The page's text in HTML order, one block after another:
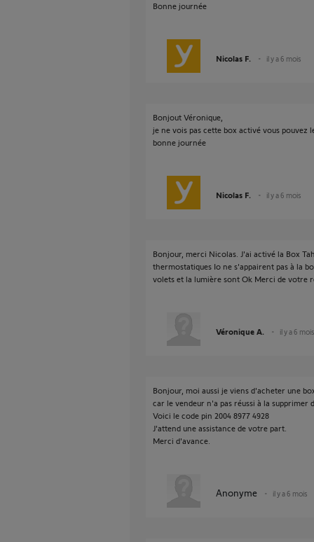
Bonne journée
Nicolas F. il y a 6 mois
Bonjout Véronique,
je ne vois pas cette box activé vous pouvez
bonne journée
Nicolas F. il y a 6 mois
Bonjour, merci Nicolas. J'ai activé la Box
thermostatiques Io ne s'appairent pas à la
volets et la lumière sont Ok Merci de votre
Véronique A. il y a 6 mois
Bonjour, moi aussi je viens d'acheter une
car le vendeur n'a pas réussi à la supprimer
Voici le code pin 2004 8977 4928
J'attend une assistance de votre part.
Merci d'avance.
Anonyme il y a 6 mois